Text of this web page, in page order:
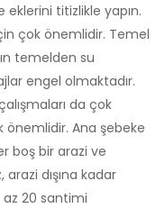
eklerini titizlikle yapın.
çok önemlidir. Temel
temelden su
engel olmaktadır.
da çok
önemlidir. Ana şebeke
boş bir arazi ve
arazi dışına kadar
az 20 santimi